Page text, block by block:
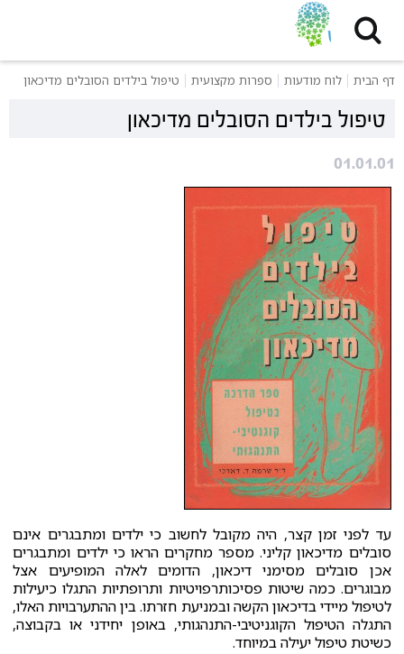
דף הבית לוח מודעות ספרות מקצועית טיפול בילדים הסובלים מדיכאון
טיפול בילדים הסובלים מדיכאון
01.01.01
עד לפני זמן קצר, היה מקובל לחשוב כי ילדים ומתבגרים אינם
סובלים מדיכאון קליני. מספר מחקרים הראו כי ילדים ומתבגרים
אכן סובלים מסימני דיכאון, הדומים לאלה המופיעים אצל
מבוגרים. כמה שיטות פסיכותרפויטיות ותרופתיות התגלו כיעילות
לטיפול מיידי בדיכאון הקשה ובמניעת חזרתו. בין ההתערבויות האלו,
התגלה הטיפול הקוגניטיבי-התנהגותי, באופן יחידני או בקבוצה,
כשיטת טיפול יעילה במיוחד.